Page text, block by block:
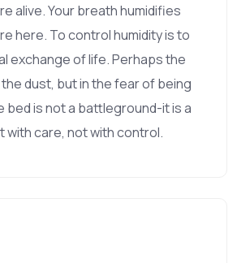
alive. Your breath humidifies
here. To control humidity is to
exchange of life. Perhaps the
dust, but in the fear of being
bed is not a battleground-it is a
with care, not with control.